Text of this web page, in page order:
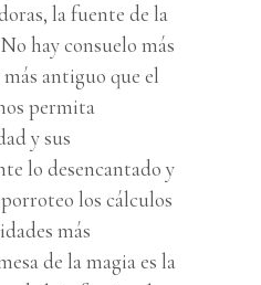
la fuente de la
hay consuelo más
antiguo que el
permita
y sus
lo desencantado y
los cálculos
más
de la magia es la